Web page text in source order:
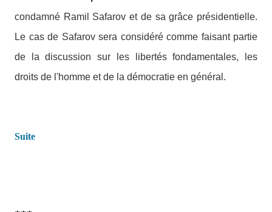
condamné Ramil Safarov et de sa grâce présidentielle.
Le cas de Safarov sera considéré comme faisant partie
de la discussion sur les libertés fondamentales, les
droits de l'homme et de la démocratie en général.
Suite